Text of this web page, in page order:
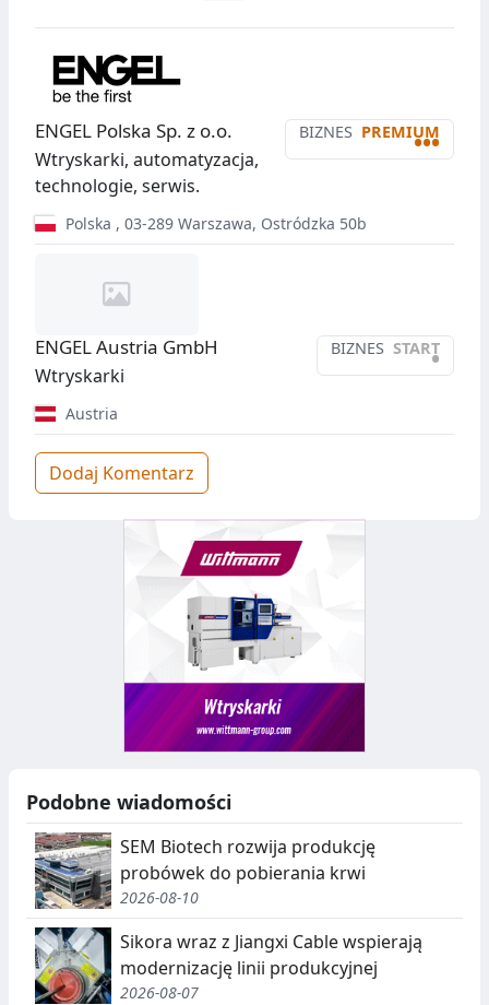
BIZNES PREMIUM
•••
ENGEL Polska Sp. z o.o.
Wtryskarki, automatyzacja,
technologie, serwis.
Polska , 03-289 Warszawa, Ostródzka 50b
BIZNES START
•
ENGEL Austria GmbH
Wtryskarki
Austria
Dodaj Komentarz
Podobne wiadomości
SEM Biotech rozwija produkcję
probówek do pobierania krwi
2026-08-10
Sikora wraz z Jiangxi Cable wspierają
modernizację linii produkcyjnej
2026-08-07